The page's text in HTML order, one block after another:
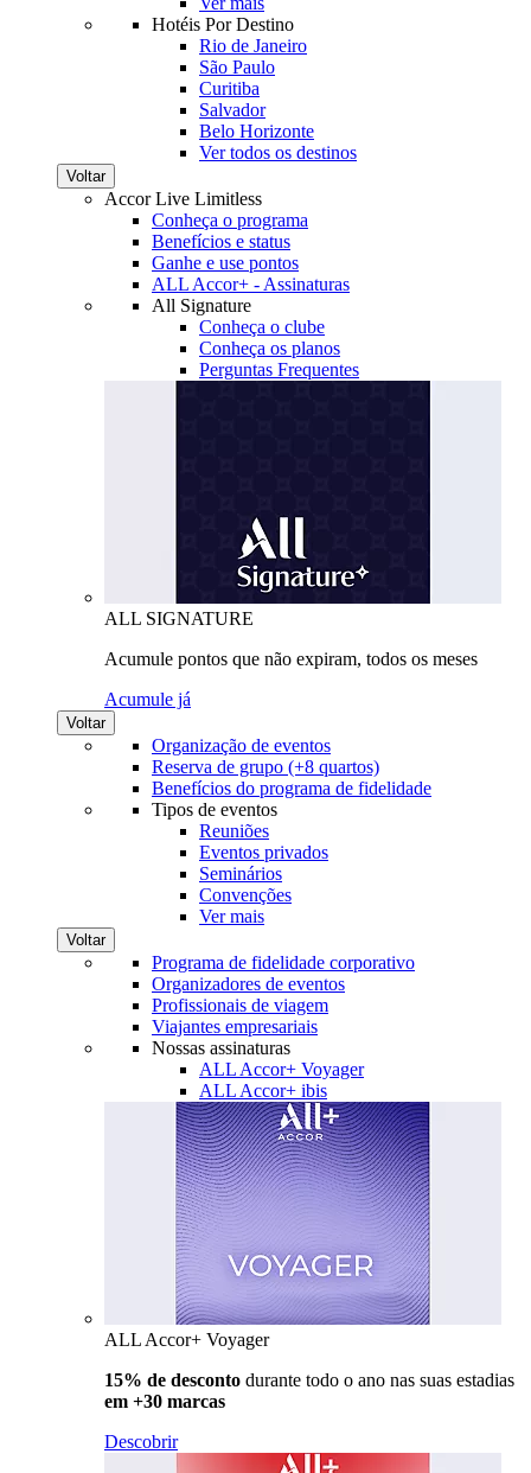
Hotéis Por Destino
Rio de Janeiro
São Paulo
Curitiba
Salvador
Belo Horizonte
Ver todos os destinos
Voltar
Accor Live Limitless
Conheça o programa
Benefícios e status
Ganhe e use pontos
ALL Accor+ - Assinaturas
All Signature
Conheça o clube
Conheça os planos
Perguntas Frequentes
ALL SIGNATURE
Acumule pontos que não expiram, todos os meses
Acumule já
Voltar
Organização de eventos
Reserva de grupo (+8 quartos)
Benefícios do programa de fidelidade
Tipos de eventos
Reuniões
Eventos privados
Seminários
Convenções
Ver mais
Voltar
Programa de fidelidade corporativo
Organizadores de eventos
Profissionais de viagem
Viajantes empresariais
Nossas assinaturas
ALL Accor+ Voyager
ALL Accor+ ibis
ALL Accor+ Voyager
15% de desconto durante todo o ano nas suas estadias
em +30 marcas
Descobrir